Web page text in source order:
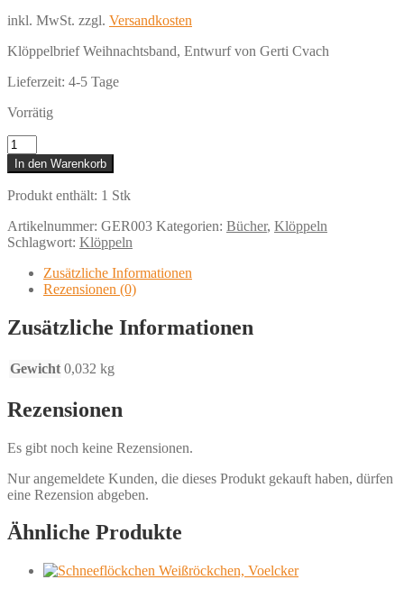
inkl. MwSt. zzgl. Versandkosten
Klöppelbrief Weihnachtsband, Entwurf von Gerti Cvach
Lieferzeit: 4-5 Tage
Vorrätig
Klöppelbrief
Weihnachtsband
Menge
In den Warenkorb
Produkt enthält: 1 Stk
Artikelnummer: GER003 Kategorien: Bücher, Klöppeln
Schlagwort: Klöppeln
Zusätzliche Informationen
Rezensionen (0)
Zusätzliche Informationen
Gewicht 0,032 kg
Rezensionen
Es gibt noch keine Rezensionen.
Nur angemeldete Kunden, die dieses Produkt gekauft haben, dürfen
eine Rezension abgeben.
Ähnliche Produkte